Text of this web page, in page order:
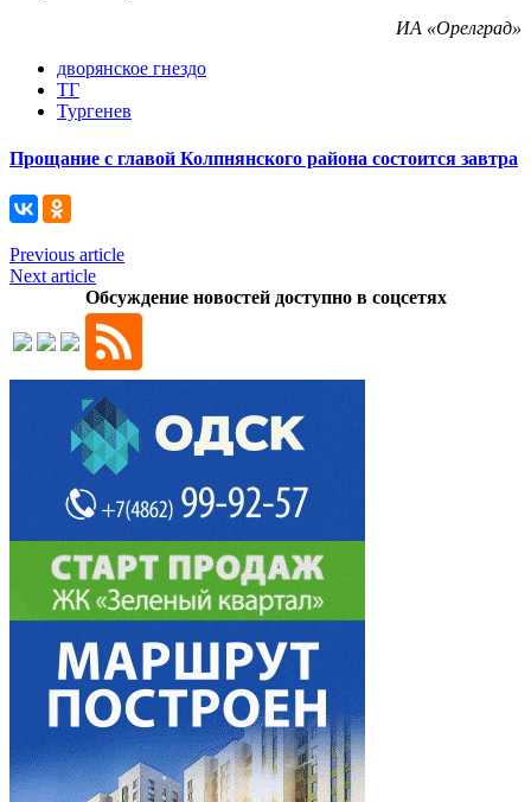
ИА «Орелград»
дворянское гнездо
ТГ
Тургенев
Прощание с главой Колпнянского района состоится завтра
Previous article
Next article
Обсуждение новостей доступно в соцсетях